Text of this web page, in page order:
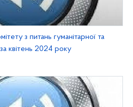
з питань гуманітарної та
квітень 2024 року